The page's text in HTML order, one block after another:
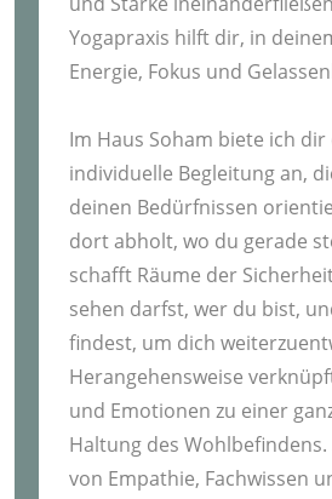
Yogapraxis hilft dir, in
Energie, Fokus und
Im Haus Soham biete ich dir
individuelle Begleitung an,
deinen Bedürfnissen
dort abholt, wo du gerade
schafft Räume der
sehen darfst, wer du bist,
findest, um dich
Herangehensweise
und Emotionen zu einer
Haltung des
von Empathie, Fachwissen